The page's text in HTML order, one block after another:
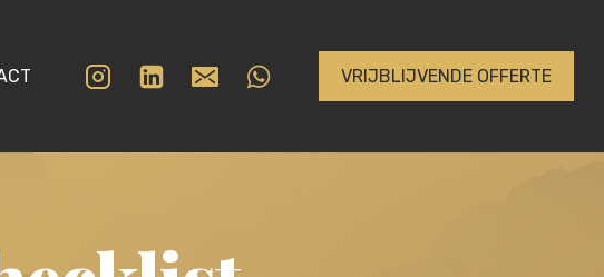
VRIJBLIJVENDE OFFERTE